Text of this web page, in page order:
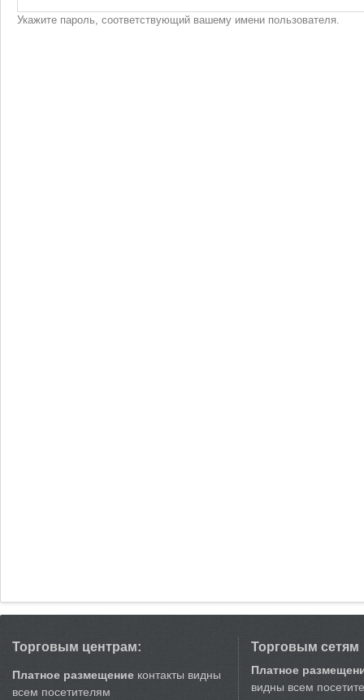
Укажите пароль, соответствующий вашему имени пользователя.
Торговым центрам:
Платное размещение контакты видны
всем посетителям
Торговым сетям
Платное
видны всем